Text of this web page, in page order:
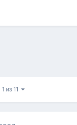
из 11